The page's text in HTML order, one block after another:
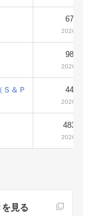
67,305
2026年8
98,705
2026年8
＆Ｐ
44,975
2026年8
2026年8
を見る